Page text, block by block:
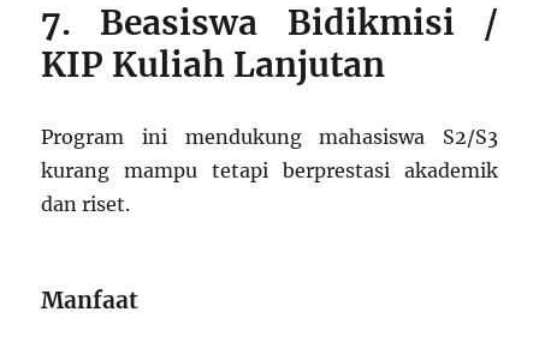
7. Beasiswa Bidikmisi /
KIP Kuliah Lanjutan
Program ini mendukung mahasiswa S2/S3
kurang mampu tetapi berprestasi akademik
dan riset.
Manfaat